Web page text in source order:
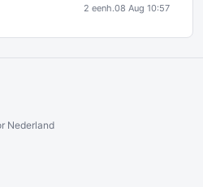
2 eenh.08 Aug 10:57
Nederland